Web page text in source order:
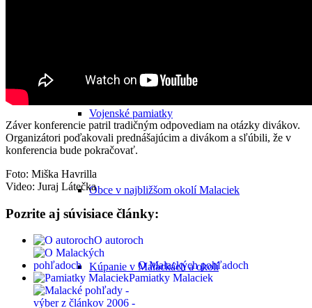
Vojenské pamiatky
Obce v najbližšom okolí Malaciek
Kúpanie v Malackách a okolí
Záver konferencie patril tradičným odpovediam na otázky divákov.
Organizátori poďakovali prednášajúcim a divákom a sľúbili, že v
konferencia bude pokračovať.
Foto: Miška Havrilla
Video: Juraj Látečka
Pozrite aj súvisiace články:
O autoroch
O Malackých pohľadoch
Pamiatky Malaciek